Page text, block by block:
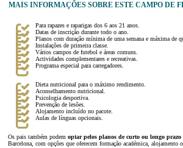
MAIS INFORMAÇÕES SOBRE ESTE CAMPO DE
Para rapazes e raparigas dos 6 aos 21 anos.
Datas de inscrição durante todo o ano.
Planos com duração mínima de uma semana e máxima de
Instalações de primeira classe.
Vários campos de futebol e áreas comuns.
Actividades complementares e recreativas.
Programa especial para carregadores.
Dieta nutricional para o máximo rendimento.
Aconselhamento nutricional.
Psicologia desportiva.
Prevenção de lesões.
Alojamento incluído no pacote.
Aulas de línguas opcionais.
Os pais também podem optar pelos planos de curto ou longo prazo
Barcelona, com opções que oferecem formação académica, alojamento